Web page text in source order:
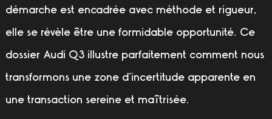
démarche est encadrée avec méthode et rigueur,
elle se révèle être une formidable opportunité. Ce
dossier Audi Q3 illustre parfaitement comment nous
transformons une zone d’incertitude apparente en
une transaction sereine et maîtrisée.